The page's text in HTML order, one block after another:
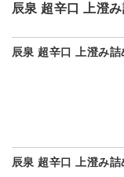
辰泉 超辛口 上澄
辰泉 超辛口 上澄み
辰泉 超辛口 上澄み